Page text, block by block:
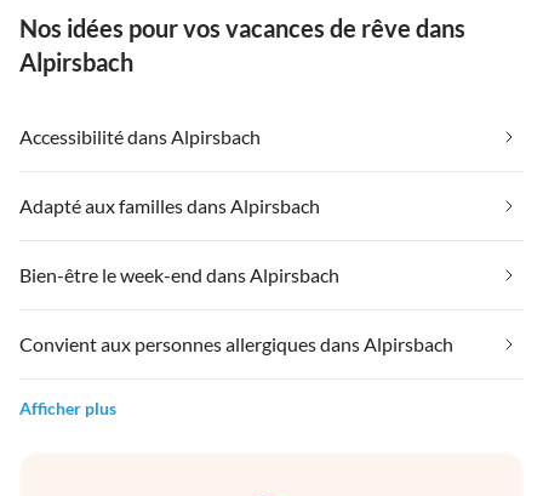
Nos idées pour vos vacances de rêve dans
Alpirsbach
Accessibilité dans Alpirsbach
Adapté aux familles dans Alpirsbach
Bien-être le week-end dans Alpirsbach
Convient aux personnes allergiques dans Alpirsbach
Afficher plus